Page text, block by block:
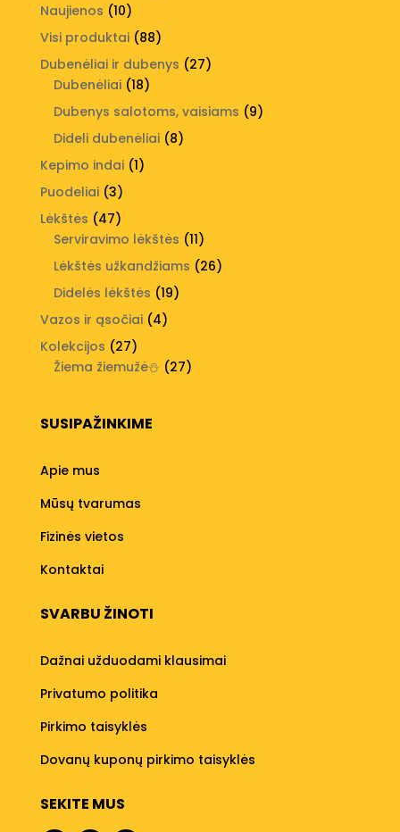
Naujienos 1010
produktų
Visi produktai 8888
produktai
Dubenėliai ir dubenys 2727
Dubenėliai 1818
produktų
Dubenys salotoms, vaisiams 99
Dideli dubenėliai 88
Kepimo indai 11
Puodeliai 33
produktai
Lėkštės 4747
produktai
Serviravimo lėkštės 1111
produktų
Lėkštės užkandžiams 2626
Didelės lėkštės 1919
Vazos ir ąsočiai 44
Kolekcijos 2727
produktai
Žiema žiemužė⛄ 2727
SUSIPAŽINKIME
Apie mus
Mūsų tvarumas
Fizinės vietos
Kontaktai
SVARBU ŽINOTI
Dažnai užduodami klausimai
Privatumo politika
Pirkimo taisyklės
Dovanų kuponų pirkimo taisyklės
SEKITE MUS